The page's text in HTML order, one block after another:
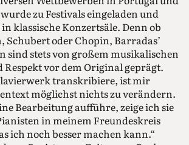
zu Festivals eingeladen und
klassische Konzertsäle. Denn ob
Schubert oder Chopin, Barradas’
sind stets von großem musikalischen
Respekt vor dem Original geprägt.
transkribiere, ist mir
möglichst nichts zu verändern.
Bearbeitung aufführe, zeige ich sie
in meinem Freundeskreis
ich noch besser machen kann.“